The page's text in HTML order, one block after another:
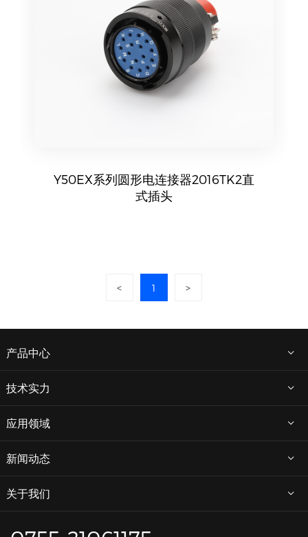
Y50EX系列圆形电连接器2016TK2直
式插头
< 1 >
产品中心
技术实力
应用领域
新闻动态
关于我们